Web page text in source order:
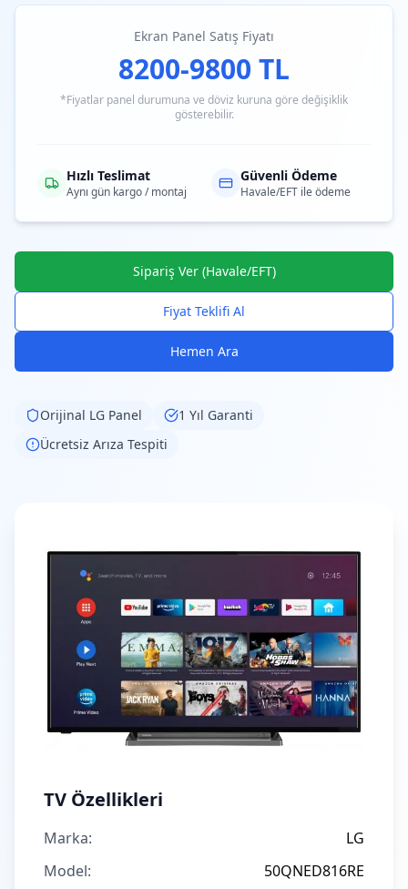
Ekran Panel Satış Fiyatı
8200-9800 TL
*Fiyatlar panel durumuna ve döviz kuruna göre değişiklik
gösterebilir.
Hızlı Teslimat
Aynı gün kargo / montaj
Güvenli Ödeme
Havale/EFT ile ödeme
Sipariş Ver (Havale/EFT)
Fiyat Teklifi Al
Hemen Ara
Orijinal LG Panel
1 Yıl Garanti
Ücretsiz Arıza Tespiti
TV Özellikleri
Marka:
LG
Model:
50QNED816RE